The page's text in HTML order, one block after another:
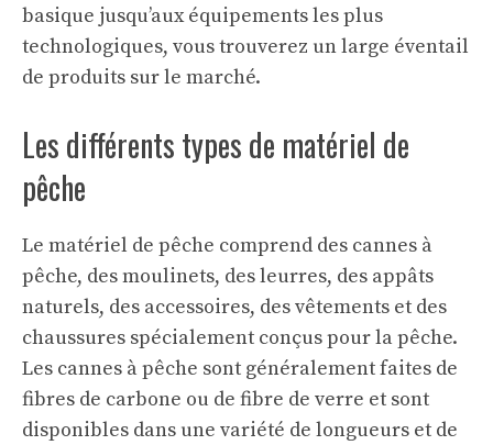
basique jusqu’aux équipements les plus
technologiques, vous trouverez un large éventail
de produits sur le marché.
Les différents types de matériel de
pêche
Le matériel de pêche comprend des cannes à
pêche, des moulinets, des leurres, des appâts
naturels, des accessoires, des vêtements et des
chaussures spécialement conçus pour la pêche.
Les cannes à pêche sont généralement faites de
fibres de carbone ou de fibre de verre et sont
disponibles dans une variété de longueurs et de